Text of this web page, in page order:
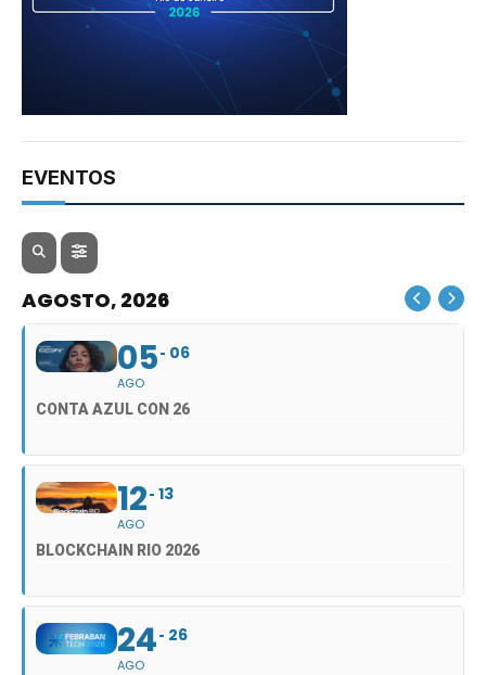
EVENTOS
AGOSTO, 2026
05
AGO
06
CONTA AZUL CON 26
12
AGO
13
BLOCKCHAIN RIO 2026
24
AGO
26